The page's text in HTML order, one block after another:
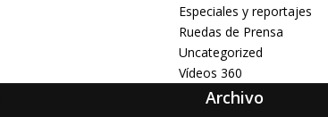
Especiales y reportajes
Ruedas de Prensa
Uncategorized
Vídeos 360
Archivo